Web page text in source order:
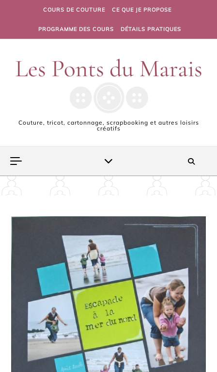
Skip to contentCOURS DE COUTURE CE QUE JE PROPOSE
PROGRAMME DES COURS DÉTAILS PRATIQUES
Couture, tricot, cartonnage, scrapbooking et autres loisirs
créatifs